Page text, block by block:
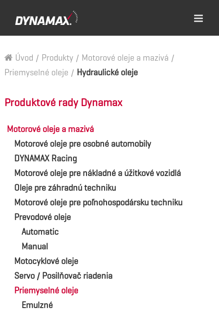
Úvod / Produkty / Motorové oleje a mazivá /
Priemyselné oleje / Hydraulické oleje
Produktové rady Dynamax
Motorové oleje a mazivá
Motorové oleje pre osobné automobily
DYNAMAX Racing
Motorové oleje pre nákladné a úžitkové vozidlá
Oleje pre záhradnú techniku
Motorové oleje pre poľnohospodársku techniku
Prevodové oleje
Automatic
Manual
Motocyklové oleje
Servo / Posilňovač riadenia
Priemyselné oleje
Emulzné